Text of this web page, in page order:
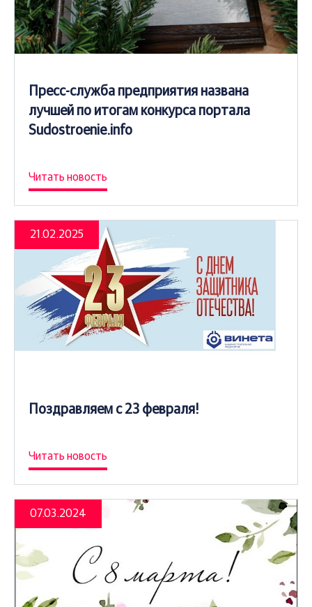
Пресс-служба предприятия названа
лучшей по итогам конкурса портала
Sudostroenie.info
Читать новость
21.02.2025
Поздравляем с 23 февраля!
Читать новость
07.03.2024